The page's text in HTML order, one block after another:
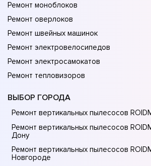
Ремонт моноблоков
Ремонт оверлоков
Ремонт швейных машинок
Ремонт электровелосипедов
Ремонт электросамокатов
Ремонт тепловизоров
ВЫБОР ГОРОДА
Ремонт вертикальных пылесосов
Ремонт вертикальных пылесосов
Донy
Ремонт вертикальных пылесосов
Новгороде